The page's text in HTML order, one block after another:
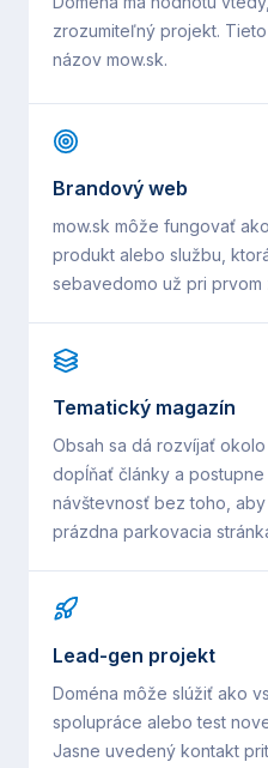
zrozumiteľný projekt.
názov mow.sk.
Brandový web
mow.sk môže fungovať
produkt alebo službu,
sebavedomo už pri prvom
Tematický magazín
Obsah sa dá rozvíjať okolo
dopĺňať články a
návštevnosť bez toho,
prázdna parkovacia
Lead-gen projekt
Doména môže slúžiť ako
spolupráce alebo test
Jasne uvedený kontakt